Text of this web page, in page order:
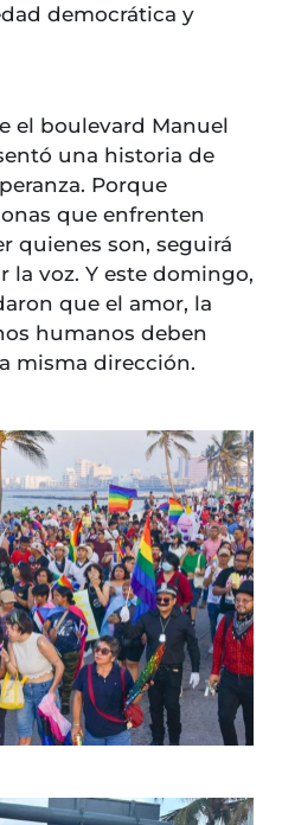
democrática y
el boulevard Manuel
una historia de
Porque
que enfrenten
quienes son, seguirá
la voz. Y este domingo,
que el amor, la
humanos deben
misma dirección.